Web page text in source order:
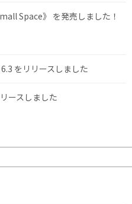
Space》 を発売しました！
をリリースしました
ースしました